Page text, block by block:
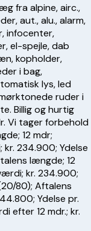
fra alpine, airc.,
aut., alu., alarm,
infocenter,
el-spejle, dab
kopholder,
i bag,
lys, led
ruder i
Billig og hurtig
Vi tager forbehold
12 mdr;
234.900; Ydelse
længde; 12
kr. 234.900;
80); Aftalens
Ydelse pr.
efter 12 mdr.; kr.